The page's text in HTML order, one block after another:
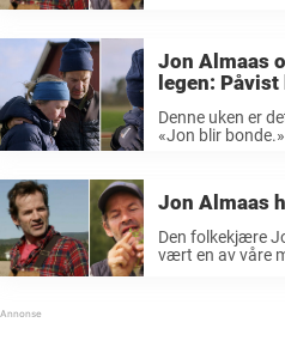
Jon Almaas
legen:
Denne uken er
«Jon blir
Jon Almaas
Den folkekjære
vært en av våre